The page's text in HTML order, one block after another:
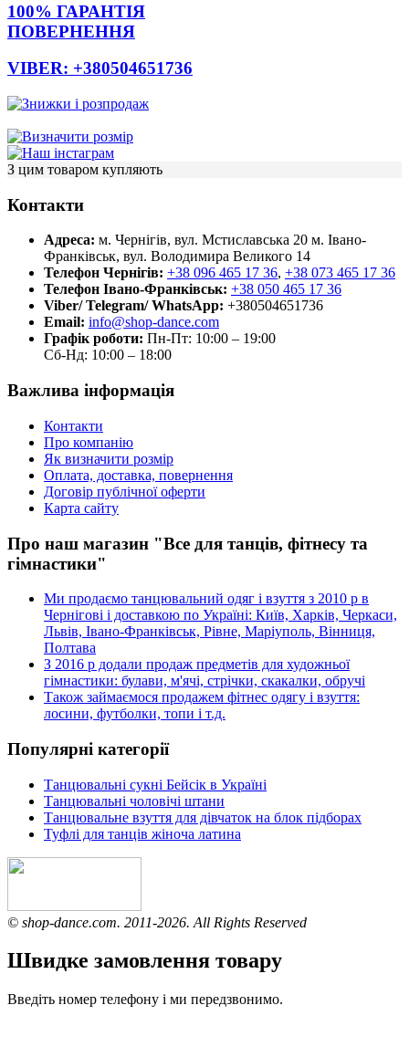
100% ГАРАНТІЯ
ПОВЕРНЕННЯ
VIBER: +380504651736
З цим товаром купляють
Контакти
Адреса: м. Чернігів, вул. Мстиславська 20 м. Івано-
Франківськ, вул. Володимира Великого 14
Телефон Чернігів: +38 096 465 17 36, +38 073 465 17 36
Телефон Івано-Франківськ: +38 050 465 17 36
Viber/ Telegram/ WhatsApp: +380504651736
Email: info@shop-dance.com
Графік роботи: Пн-Пт: 10:00 – 19:00
Сб-Нд: 10:00 – 18:00
Важлива інформація
Контакти
Про компанію
Як визначити розмір
Оплата, доставка, повернення
Договір публічної оферти
Карта сайту
Про наш магазин "Все для танців, фітнесу та
гімнастики"
Ми продаємо танцювальний одяг і взуття з 2010 р в
Чернігові і доставкою по Україні: Київ, Харків, Черкаси,
Львів, Івано-Франківськ, Рівне, Маріуполь, Вінниця,
Полтава
З 2016 р додали продаж предметів для художньої
гімнастики: булави, м'ячі, стрічки, скакалки, обручі
Також займаємося продажем фітнес одягу і взуття:
лосини, футболки, топи і т.д.
Популярні категорії
Танцювальні сукні Бейсік в Україні
Танцювальні чоловічі штани
Танцювальне взуття для дівчаток на блок підборах
Туфлі для танців жіноча латина
© shop-dance.com. 2011-2026. All Rights Reserved
Швидке замовлення товару
Введіть номер телефону і ми передзвонимо.